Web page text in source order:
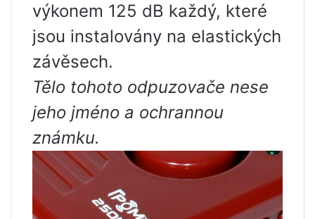
výkonem 125 dB každý, které
jsou instalovány na elastických
závěsech.
Tělo tohoto odpuzovače nese
jeho jméno a ochrannou
známku.